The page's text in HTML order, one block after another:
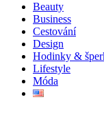
Beauty
Business
Cestování
Design
Hodinky &
Lifestyle
Móda